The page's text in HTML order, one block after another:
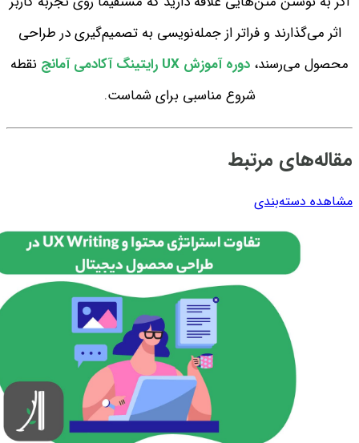
اثر می‌گذارند و فراتر از جمله‌نویسی به تصمیم‌گیری در طراحی
محصول می‌رسند، دوره آموزش UX رایتینگ آکادمی آمانج
نقطه
شروع مناسبی برای شماست.
مقاله‌های مرتبط
مشاهده دسته‌بندی